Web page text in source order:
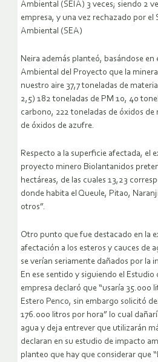
Ambiental (SEIA) 3 veces; siendo 2
empresa, y una vez rechazado por el
Ambiental (SEA)
Neira además planteó, basándose
Ambiental del Proyecto que la
nuestro aire 37,7 toneladas de
2,5) 182 toneladas de PM 10, 40
carbono, 222 toneladas de óxidos
de óxidos de azufre.
Respecto a la superficie afectada, el
proyecto minero Biolantanidos
hectáreas, de las cuales 13,23
donde habita el Queule, Pitao,
otros”.
Otro punto que fue destacado en la
afectación a los esteros y cauces de
se verían seriamente dañados por la
En ese sentido y siguiendo el
empresa declaró que “usaría 35.000
Estero Penco, sin embargo solicitó
176.000 litros por hora” lo cual
agua y deja entrever que utilizarán
declaran en su estudio de impacto
planteo que hay que considerar que